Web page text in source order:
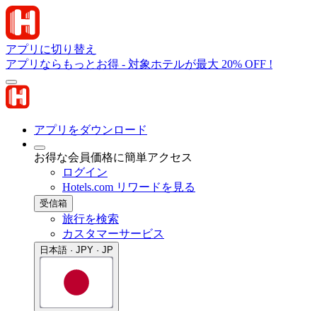
アプリに切り替え
アプリならもっとお得 - 対象ホテルが最大 20% OFF !
アプリをダウンロード
お得な会員価格に簡単アクセス
ログイン
Hotels.com リワードを見る
受信箱
旅行を検索
カスタマーサービス
日本語 · JPY · JP